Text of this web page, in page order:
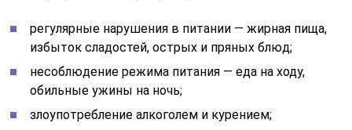
регулярные нарушения в питании — жирная пища,
избыток сладостей, острых и пряных блюд;
несоблюдение режима питания — еда на ходу,
обильные ужины на ночь;
злоупотребление алкоголем и курением;